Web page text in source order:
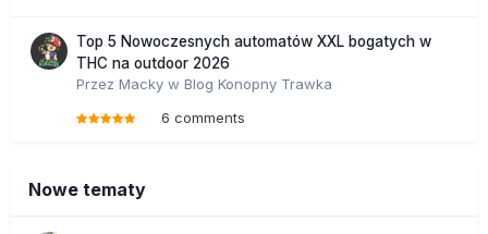
Top 5 Nowoczesnych automatów XXL bogatych w
THC na outdoor 2026
Przez Macky w Blog Konopny Trawka
6 comments
Nowe tematy